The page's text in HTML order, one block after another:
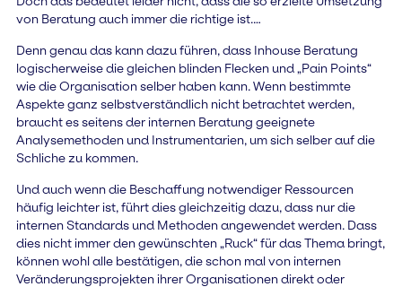
von Beratung auch immer die richtige ist.…
Denn genau das kann dazu führen, dass Inhouse Beratung
logischerweise die gleichen blinden Flecken und „Pain Points“
wie die Organisation selber haben kann. Wenn bestimmte
Aspekte ganz selbstverständlich nicht betrachtet werden,
braucht es seitens der internen Beratung geeignete
Analysemethoden und Instrumentarien, um sich selber auf die
Schliche zu kommen.
Und auch wenn die Beschaffung notwendiger Ressourcen
häufig leichter ist, führt dies gleichzeitig dazu, dass nur die
internen Standards und Methoden angewendet werden. Dass
dies nicht immer den gewünschten „Ruck“ für das Thema bringt,
können wohl alle bestätigen, die schon mal von internen
Veränderungsprojekten ihrer Organisationen direkt oder